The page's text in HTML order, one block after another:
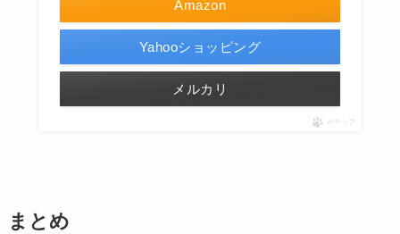
Amazon
Yahooショッピング
メルカリ
ポチップ
まとめ